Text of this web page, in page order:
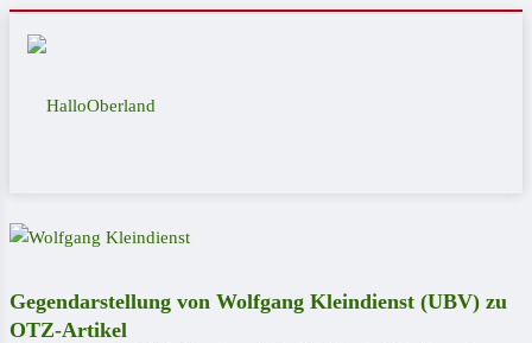
Gegendarstellung von Wolfgang Kleindienst (UBV) zu
OTZ-Artikel